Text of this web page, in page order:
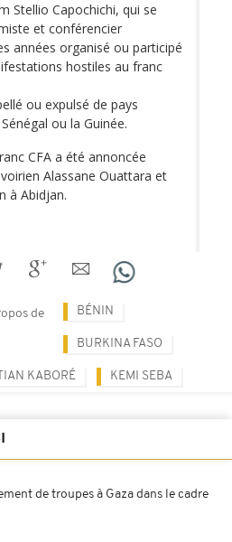
Stellio Capochichi, qui se
et conférencier
années organisé ou participé
hostiles au franc
ou expulsé de pays
ou la Guinée.
CFA a été annoncée
Alassane Ouattara et
à Abidjan.
de BÉNIN
BURKINA FASO
KABORÉ KEMI SEBA
de troupes à Gaza dans le cadre